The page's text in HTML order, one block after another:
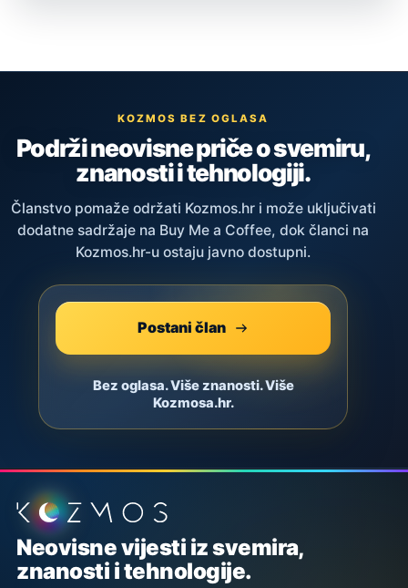
KOZMOS BEZ OGLASA
Podrži neovisne priče o svemiru,
znanosti i tehnologiji.
Članstvo pomaže održati Kozmos.hr i može uključivati
dodatne sadržaje na Buy Me a Coffee, dok članci na
Kozmos.hr-u ostaju javno dostupni.
Postani član
Bez oglasa. Više znanosti. Više
Kozmosa.hr.
Podnožje stranice
Neovisne vijesti iz svemira,
znanosti i tehnologije.